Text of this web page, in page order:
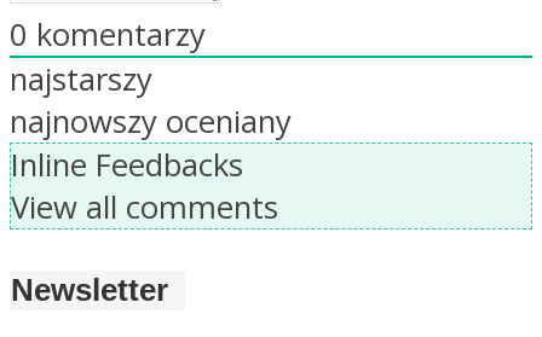
0 komentarzy
najstarszy
najnowszy oceniany
Inline Feedbacks
View all comments
Newsletter